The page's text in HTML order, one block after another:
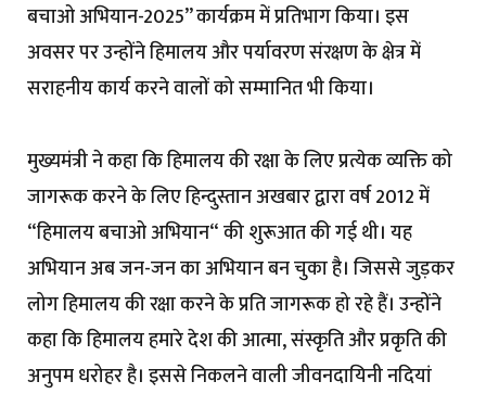
बचाओ अभियान-2025’’ कार्यक्रम में प्रतिभाग किया। इस
अवसर पर उन्होंने हिमालय और पर्यावरण संरक्षण के क्षेत्र में
सराहनीय कार्य करने वालों को सम्मानित भी किया।
मुख्यमंत्री ने कहा कि हिमालय की रक्षा के लिए प्रत्येक व्यक्ति को
जागरूक करने के लिए हिन्दुस्तान अखबार द्वारा वर्ष 2012 में
“हिमालय बचाओ अभियान“ की शुरूआत की गई थी। यह
अभियान अब जन-जन का अभियान बन चुका है। जिससे जुड़कर
लोग हिमालय की रक्षा करने के प्रति जागरूक हो रहे हैं। उन्होंने
कहा कि हिमालय हमारे देश की आत्मा, संस्कृति और प्रकृति की
अनुपम धरोहर है। इससे निकलने वाली जीवनदायिनी नदियां